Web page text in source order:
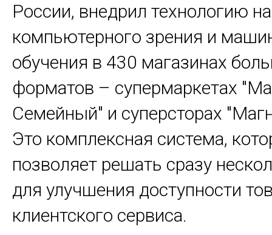
России, внедрил технологию
компьютерного зрения и
обучения в 430 магазинах
форматов – супермаркетах
Семейный" и суперсторах
Это комплексная система,
позволяет решать сразу
для улучшения доступности
клиентского сервиса.